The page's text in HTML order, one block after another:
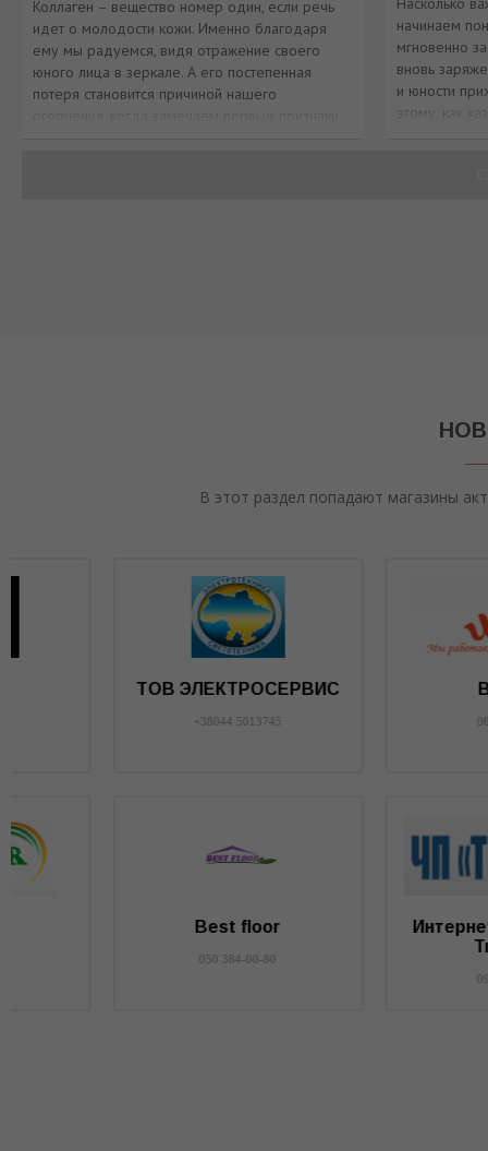
Коллаген – вещество номер один, если речь
идет о молодости кожи. Именно благодаря
ему мы радуемся, видя отражение своего
юного лица в зеркале. А его постепенная
потеря становится причиной нашего
начинаем
мгновенно
вновь
и юности
этому, как
В этот раздел попадают магазины
Будмаг
Электрокабель Компания